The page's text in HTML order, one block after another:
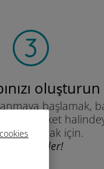
oluşturun
başlamak,
ve hareket
yapmak için.
İyi eğlenceler!